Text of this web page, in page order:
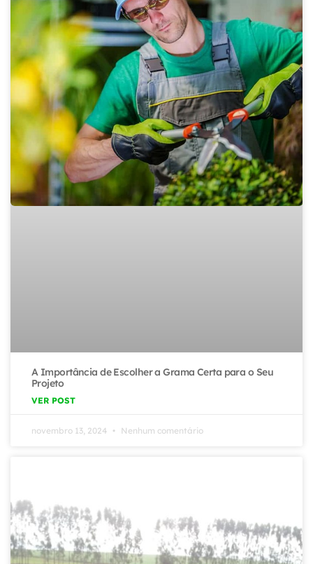
A Importância de Escolher a Grama Certa para o Seu
Projeto
VER POST
novembro 13, 2024 Nenhum comentário